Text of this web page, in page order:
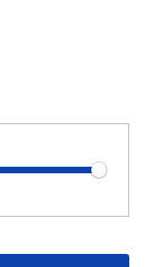
Volume